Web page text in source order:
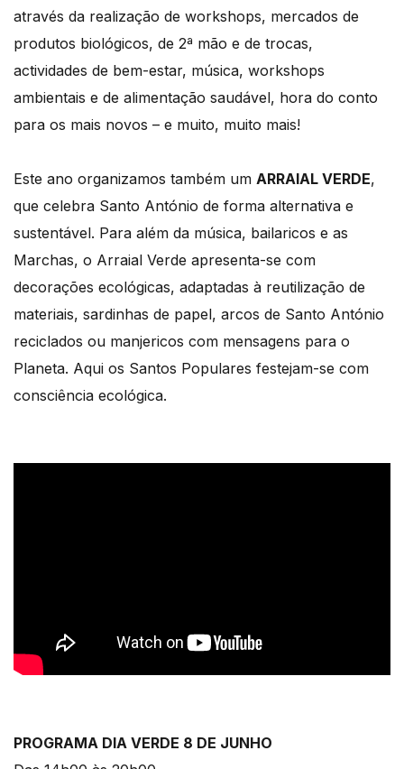
através da realização de workshops, mercados de
produtos biológicos, de 2ª mão e de trocas,
actividades de bem-estar, música, workshops
ambientais e de alimentação saudável, hora do conto
para os mais novos – e muito, muito mais!
Este ano organizamos também um ARRAIAL VERDE,
que celebra Santo António de forma alternativa e
sustentável. Para além da música, bailaricos e as
Marchas, o Arraial Verde apresenta-se com
decorações ecológicas, adaptadas à reutilização de
materiais, sardinhas de papel, arcos de Santo António
reciclados ou manjericos com mensagens para o
Planeta. Aqui os Santos Populares festejam-se com
consciência ecológica.
PROGRAMA DIA VERDE 8 DE JUNHO